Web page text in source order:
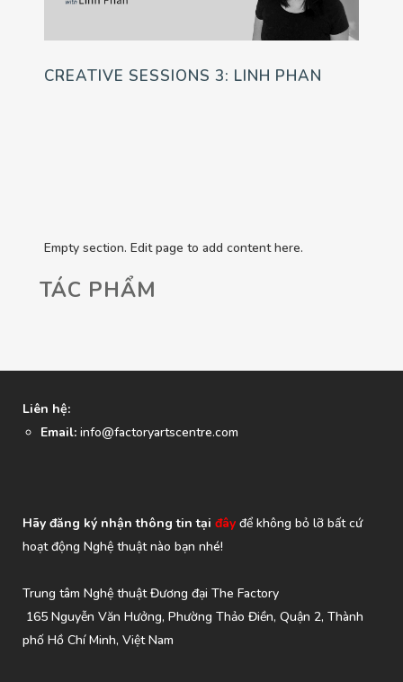
CREATIVE SESSIONS 3: LINH PHAN
Empty section. Edit page to add content here.
TÁC PHẨM
Liên hệ:
Email: info@factoryartscentre.com
Hãy đăng ký nhận thông tin tại đây để không bỏ lỡ bất cứ
hoạt động Nghệ thuật nào bạn nhé!
Trung tâm Nghệ thuật Đương đại The Factory
165 Nguyễn Văn Hưởng, Phường Thảo Điền, Quận 2, Thành
phố Hồ Chí Minh, Việt Nam